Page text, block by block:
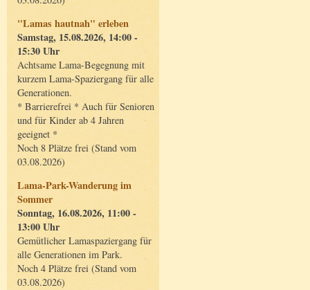
"Lamas hautnah" erleben
Samstag, 15.08.2026, 14:00 -
15:30 Uhr
Achtsame Lama-Begegnung mit
kurzem Lama-Spaziergang für alle
Generationen.
* Barrierefrei * Auch für Senioren
und für Kinder ab 4 Jahren
geeignet *
Noch 8 Plätze frei (Stand vom
03.08.2026)
Lama-Park-Wanderung im
Sommer
Sonntag, 16.08.2026, 11:00 -
13:00 Uhr
Gemütlicher Lamaspaziergang für
alle Generationen im Park.
Noch 4 Plätze frei (Stand vom
03.08.2026)